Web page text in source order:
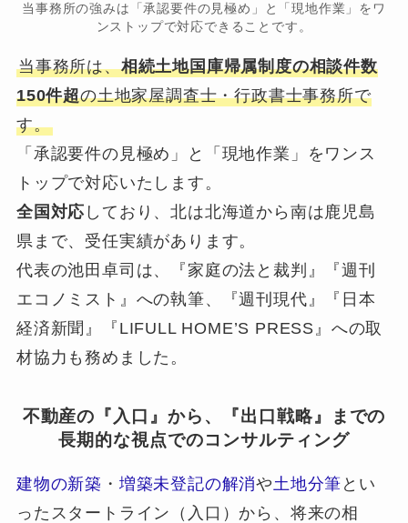
当事務所の強みは「承認要件の見極め」と「現地作業」をワ
ンストップで対応できることです。
当事務所は、相続土地国庫帰属制度の相談件数
150件超の土地家屋調査士・行政書士事務所で
す。
「承認要件の見極め」と「現地作業」をワンス
トップで対応いたします。
全国対応 しており、北は北海道から南は鹿児島
県まで、受任実績があります。
代表の池田卓司は、『家庭の法と裁判』『週刊
エコノミスト』への執筆、『週刊現代』『日本
経済新聞』『LIFULL HOME’S PRESS』への取
材協力も務めました。
不動産の『入口』から、『出口戦略』までの
長期的な視点でのコンサルティング
建物の新築 ・ 増築未登記の解消や 土地分筆 とい
ったスタートライン（入口）から、将来の相